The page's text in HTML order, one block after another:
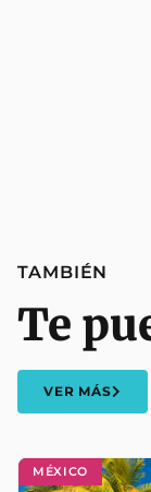
MÉXICO
TAMBIÉN
Te
VER MÁS